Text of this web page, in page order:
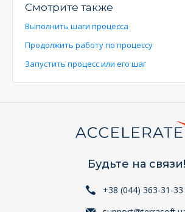
Смотрите также
Выполнить шаги процесса
Продолжить работу по процессу
Запустить процесс или его шаг
Будьте на связи!
+38 (044) 363-31-33